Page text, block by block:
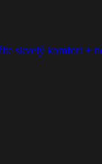
skvelý komfort +